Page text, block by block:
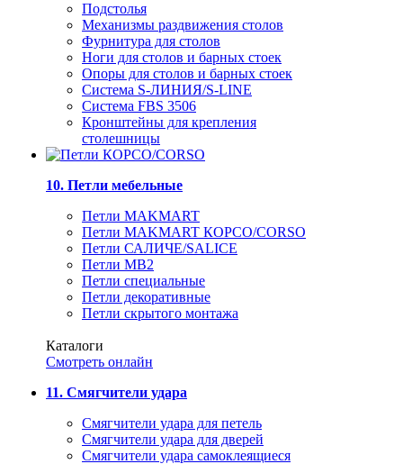
Подстолья
Механизмы раздвижения столов
Фурнитура для столов
Ноги для столов и барных стоек
Опоры для столов и барных стоек
Система S-ЛИНИЯ/S-LINE
Система FBS 3506
Кронштейны для крепления
столешницы
10. Петли мебельные
Петли MAKMART
Петли MAKMART КОРСО/CORSO
Петли САЛИЧЕ/SALICE
Петли MB2
Петли специальные
Петли декоративные
Петли скрытого монтажа
Каталоги
Смотреть онлайн
11. Смягчители удара
Смягчители удара для петель
Смягчители удара для дверей
Cмягчители удара самоклеящиеся